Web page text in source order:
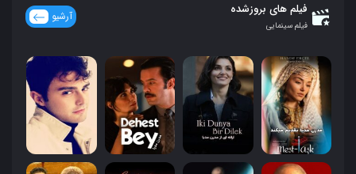
فیلم های بروزشده
فیلم سینمایی
آرشیو